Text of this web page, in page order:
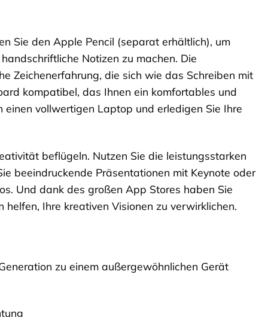
Sie den Apple Pencil (separat erhältlich), um
Notizen zu machen. Die
Zeichenerfahrung, die sich wie das Schreiben mit
kompatibel, das Ihnen ein komfortables und
vollwertigen Laptop und erledigen Sie Ihre
beflügeln. Nutzen Sie die leistungsstarken
beeindruckende Präsentationen mit Keynote oder
Und dank des großen App Stores haben Sie
Ihre kreativen Visionen zu verwirklichen.
zu einem außergewöhnlichen Gerät